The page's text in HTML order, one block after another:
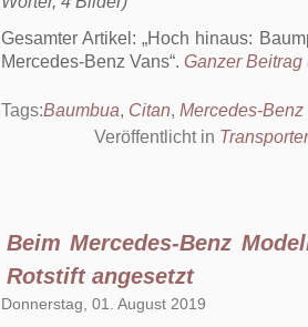
Gesamter Artikel: Hoch hinaus:
Mercedes-Benz Vans . Ganzer Beitrag
Tags:Baumbua, Citan, Mercedes-Benz
Veröffentlicht in Transporter
Beim Mercedes-Benz
Rotstift angesetzt
Donnerstag, 01. August 2019